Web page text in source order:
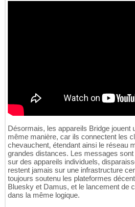
Désormais, les appareils Bridge jouent
même manière, car ils connectent les
chevauchent, étendant ainsi le réseau
grandes distances. Les messages
sur des appareils individuels,
restent jamais sur une infrastructure
toujours soutenu les plateformes
Bluesky et Damus, et le lancement de
dans la même logique.